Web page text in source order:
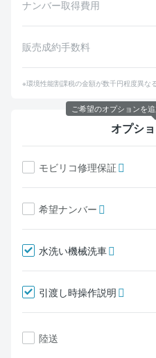
ナンバー取得費用
販売成約手数料
※環境性能割課税の金額が数千円程度異な
オプシ
モビリコ修理保証
希望ナンバー
水洗い機械洗車
引渡し時操作説明
陸送
ご希望のオプションを